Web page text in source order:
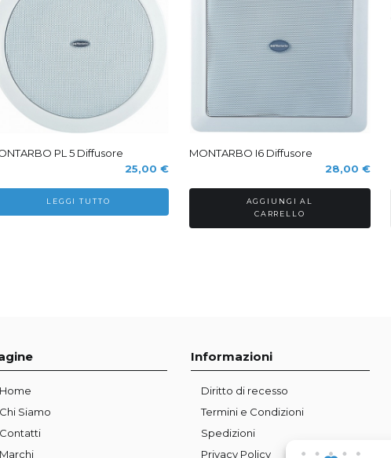
PL 5 Diffusore
25,00 €
LEGGI TUTTO
MONTARBO I6 Diffusore
28,00 €
AGGIUNGI AL
CARRELLO
Home
Chi Siamo
Contatti
Marchi
Informazioni
Diritto di recesso
Termini e Condizioni
Spedizioni
Privacy Policy